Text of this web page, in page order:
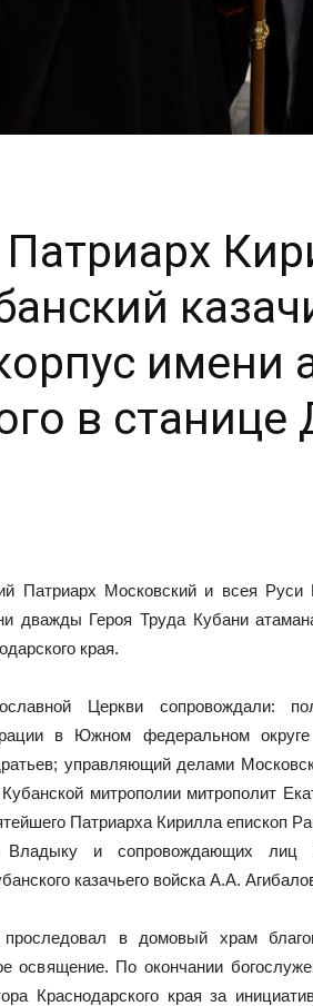
имени
в станице
Патриарх Московский и всея Руси
дважды Героя Труда Кубани
края.
Церкви сопровождали:
в Южном федеральном
управляющий делами
митрополии митрополит
Патриарха Кирилла епископ
Владыку и сопровождающих лиц
казачьего войска А.А.
в домовый храм
освящение. По окончании
Краснодарского края за